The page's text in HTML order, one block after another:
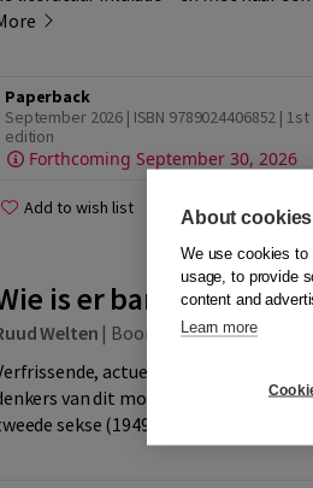
Paperback
September 2026 | ISBN 9789024406852 | 1st
edition
Forthcoming September 30, 2026
Add to wish list
is er bang voor
Welten | Boom
actuele kijk op Simone
van dit moment. Simone de
sekse (1949) legde ze de zo
About
We use cookies to
usage, to provide
content and
Learn more